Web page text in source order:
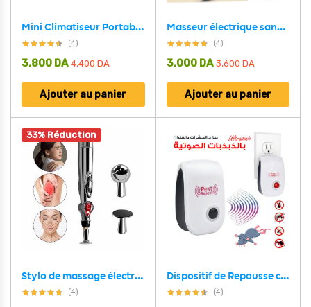
Mini Climatiseur Portable 3in1 Refroidisseur D’Air Géant -Usb-
(4)
4,400DA
3,800 DA
Ajouter au panier
Masseur électrique sans fil en Silicone 4 nœuds de massage
(4)
3,600DA
3,000 DA
Ajouter au panier
33% Réduction
Stylo de massage électrique pour points d’acupuncture
(4)
Dispositif de Repousse contre Insectes et Rats via Ultrasons
(4)